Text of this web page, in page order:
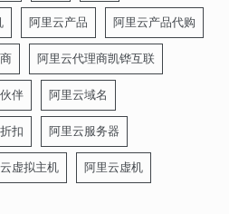
阿里云产品 阿里云产品代购
阿里云代理商凯铧互联
伴 阿里云域名
扣 阿里云服务器
虚拟主机 阿里云虚机